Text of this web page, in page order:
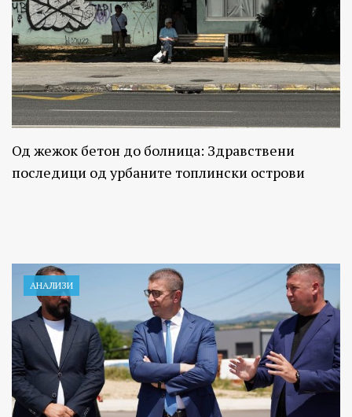
Од жежок бетон до болница: Здравствени
последици од урбаните топлински острови
АНАЛИЗИ